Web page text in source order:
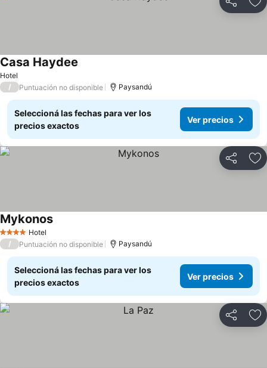
Compartir
Hotel
Casa Haydee
/ Puntuación no disponible Paysandú
Seleccioná las fechas para ver los
precios exactos
Ver precios
Compartir
4 EstrellasHotel
MykonosVer precios
/ Puntuación no disponible Paysandú
Seleccioná las fechas para ver los
precios exactos
Ver precios
Compartir